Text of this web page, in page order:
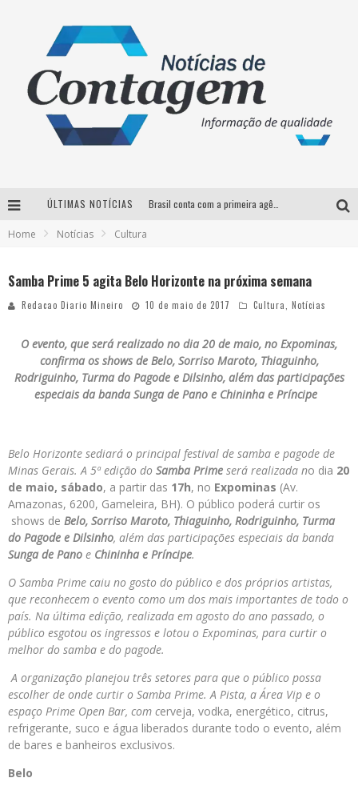
ÚLTIMAS NOTÍCIAS
Home Notícias Cultura
Samba Prime 5 agita Belo Horizonte na próxima semana
Redacao Diario Mineiro 10 de maio de 2017 Cultura Notícias
O evento, que será realizado no dia 20 de maio, no Expominas,
confirma os shows de Belo, Sorriso Maroto, Thiaguinho,
Rodriguinho, Turma do Pagode e Dilsinho, além das participações
especiais da banda Sunga de Pano e Chininha e Príncipe
Belo Horizonte sediará o principal festival de samba e pagode de
Minas Gerais. A 5ª edição do Samba Prime será realizada no dia 20
de maio, sábado, a partir das 17h, no Expominas (Av.
Amazonas, 6200, Gameleira, BH). O público poderá curtir os
shows de Belo, Sorriso Maroto, Thiaguinho, Rodriguinho, Turma
do Pagode e Dilsinho, além das participações especiais da banda
Sunga de Pano e Chininha e Príncipe.
O Samba Prime caiu no gosto do público e dos próprios artistas,
que reconhecem o evento como um dos mais importantes de todo o
país. Na última edição, realizada em agosto do ano passado, o
público esgotou os ingressos e lotou o Expominas, para curtir o
melhor do samba e do pagode.
A organização planejou três setores para que o público possa
escolher de onde curtir o Samba Prime. A Pista, a Área Vip e o
espaço Prime Open Bar, com cerveja, vodka, energético, citrus,
refrigerante, suco e água liberados durante todo o evento, além
de bares e banheiros exclusivos.
Belo